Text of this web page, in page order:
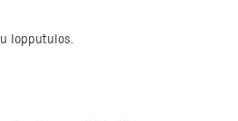
lopputulos.